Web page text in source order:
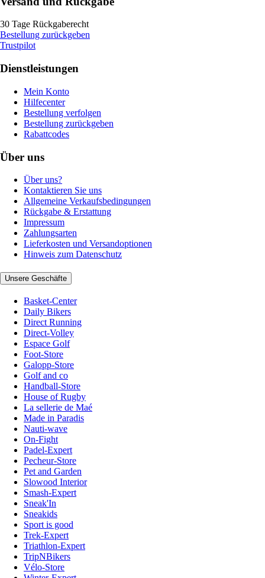
30 Tage Rückgaberecht
Bestellung zurückgeben
Trustpilot
Dienstleistungen
Mein Konto
Hilfecenter
Bestellung verfolgen
Bestellung zurückgeben
Rabattcodes
Über uns
Über uns?
Kontaktieren Sie uns
Allgemeine Verkaufsbedingungen
Rückgabe & Erstattung
Impressum
Zahlungsarten
Lieferkosten und Versandoptionen
Hinweis zum Datenschutz
Unsere Geschäfte
Basket-Center
Daily Bikers
Direct Running
Direct-Volley
Espace Golf
Foot-Store
Galopp-Store
Golf and co
Handball-Store
House of Rugby
La sellerie de Maé
Made in Paradis
Nauti-wave
On-Fight
Padel-Expert
Pecheur-Store
Pet and Garden
Slowood Interior
Smash-Expert
Sneak'In
Sneakids
Sport is good
Trek-Expert
Triathlon-Expert
TripNBikers
Vélo-Store